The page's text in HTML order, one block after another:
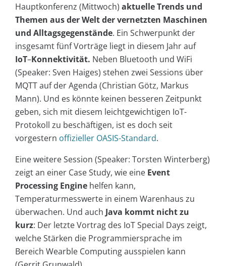
Hauptkonferenz (Mittwoch) aktuelle Trends und
Themen aus der Welt der vernetzten Maschinen
und Alltagsgegenstände. Ein Schwerpunkt der
insgesamt fünf Vorträge liegt in diesem Jahr auf
IoT–Konnektivität. Neben Bluetooth und WiFi
(Speaker: Sven Haiges) stehen zwei Sessions über
MQTT auf der Agenda (Christian Götz, Markus
Mann). Und es könnte keinen besseren Zeitpunkt
geben, sich mit diesem leichtgewichtigen IoT-
Protokoll zu beschäftigen, ist es doch seit
vorgestern offizieller OASIS-Standard.
Eine weitere Session (Speaker: Torsten Winterberg)
zeigt an einer Case Study, wie eine Event
Processing Engine helfen kann,
Temperaturmesswerte in einem Warenhaus zu
überwachen. Und auch Java kommt nicht zu
kurz: Der letzte Vortrag des IoT Special Days zeigt,
welche Stärken die Programmiersprache im
Bereich Wearble Computing ausspielen kann